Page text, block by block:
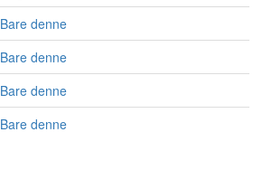
Bare denne
Bare denne
Bare denne
Bare denne